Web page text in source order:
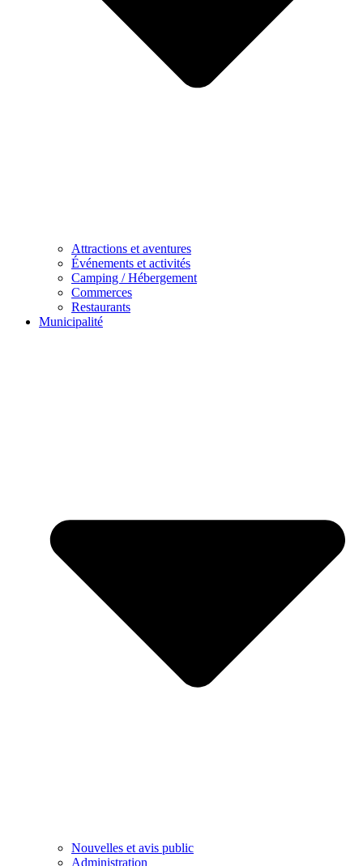
Attractions et aventures
Événements et activités
Camping / Hébergement
Commerces
Restaurants
Municipalité
Nouvelles et avis public
Administration